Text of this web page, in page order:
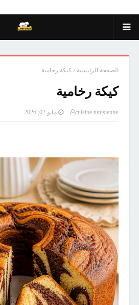
الصفحة الرئيسية كيكة رخامية
كيكة رخامية
cuisine tunisienne مايو 02, 2026